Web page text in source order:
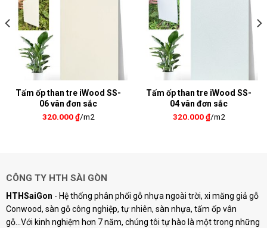
Tấm ốp than tre iWood SS-
06 vân đơn sắc
320.000₫/m2
Tấm ốp than tre iWood SS-
04 vân đơn sắc
320.000₫/m2
CÔNG TY HTH SÀI GÒN
HTHSaiGon - Hệ thống phân phối gỗ nhựa ngoài trời, xi măng giả gỗ
Conwood, sàn gỗ công nghiệp, tự nhiên, sàn nhựa, tấm ốp vân
gỗ...Với kinh nghiệm hơn 7 năm, chúng tôi tự hào là một trong những